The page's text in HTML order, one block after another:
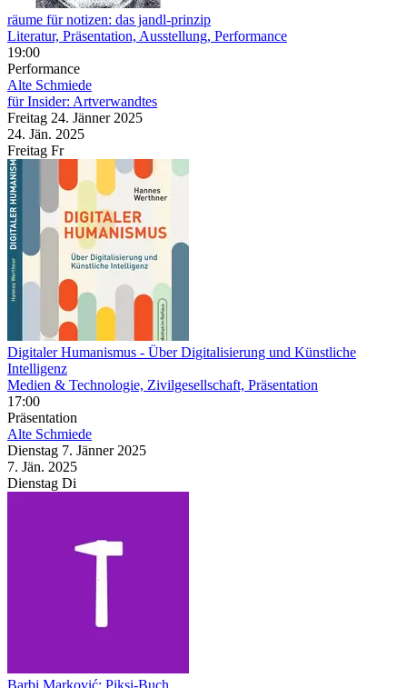
räume für notizen: das jandl-prinzip
Literatur, Präsentation, Ausstellung, Performance
19:00
Performance
Alte Schmiede
für Insider: Artverwandtes
Freitag 24. Jänner 2025
24. Jän. 2025
Freitag Fr
Digitaler Humanismus - Über Digitalisierung und Künstliche
Intelligenz
Medien & Technologie, Zivilgesellschaft, Präsentation
17:00
Präsentation
Alte Schmiede
Dienstag 7. Jänner 2025
7. Jän. 2025
Dienstag Di
Barbi Marković: Piksi-Buch